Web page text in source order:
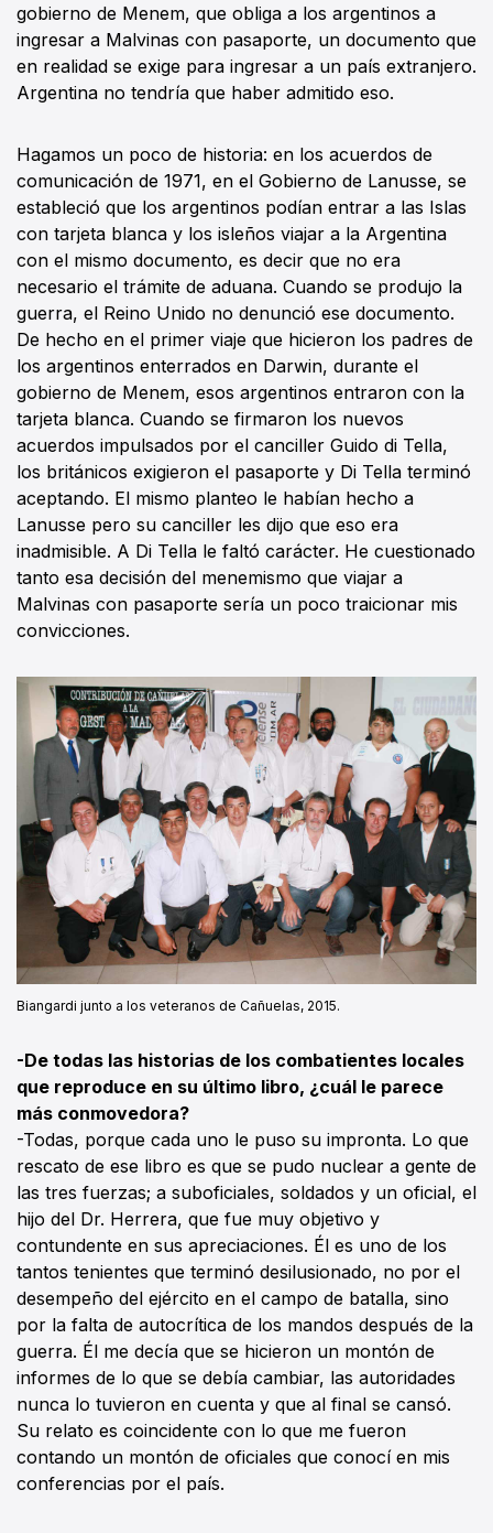
gobierno de Menem, que obliga a los argentinos a
ingresar a Malvinas con pasaporte, un documento que
en realidad se exige para ingresar a un país extranjero.
Argentina no tendría que haber admitido eso.
Hagamos un poco de historia: en los acuerdos de
comunicación de 1971, en el Gobierno de Lanusse, se
estableció que los argentinos podían entrar a las Islas
con tarjeta blanca y los isleños viajar a la Argentina
con el mismo documento, es decir que no era
necesario el trámite de aduana. Cuando se produjo la
guerra, el Reino Unido no denunció ese documento.
De hecho en el primer viaje que hicieron los padres de
los argentinos enterrados en Darwin, durante el
gobierno de Menem, esos argentinos entraron con la
tarjeta blanca. Cuando se firmaron los nuevos
acuerdos impulsados por el canciller Guido di Tella,
los británicos exigieron el pasaporte y Di Tella terminó
aceptando. El mismo planteo le habían hecho a
Lanusse pero su canciller les dijo que eso era
inadmisible. A Di Tella le faltó carácter. He cuestionado
tanto esa decisión del menemismo que viajar a
Malvinas con pasaporte sería un poco traicionar mis
convicciones.
Biangardi junto a los veteranos de Cañuelas, 2015.
-De todas las historias de los combatientes locales
que reproduce en su último libro, ¿cuál le parece
más conmovedora?
-Todas, porque cada uno le puso su impronta. Lo que
rescato de ese libro es que se pudo nuclear a gente de
las tres fuerzas; a suboficiales, soldados y un oficial, el
hijo del Dr. Herrera, que fue muy objetivo y
contundente en sus apreciaciones. Él es uno de los
tantos tenientes que terminó desilusionado, no por el
desempeño del ejército en el campo de batalla, sino
por la falta de autocrítica de los mandos después de la
guerra. Él me decía que se hicieron un montón de
informes de lo que se debía cambiar, las autoridades
nunca lo tuvieron en cuenta y que al final se cansó.
Su relato es coincidente con lo que me fueron
contando un montón de oficiales que conocí en mis
conferencias por el país.